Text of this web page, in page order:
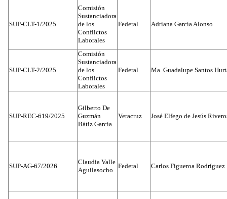
SUP-CLT-1/2025
Comisión
Sustanciadora
de los
Conflictos
Laborales
Federal Adriana García Alonso
SUP-CLT-2/2025
Comisión
Sustanciadora
de los
Conflictos
Laborales
Federal Ma. Guadalupe Santos
SUP-REC-619/2025
Gilberto De
Guzmán
Bátiz García
Veracruz José Elfego de Jesús
SUP-AG-67/2026
Claudia Valle
Aguilasocho
Federal Carlos Figueroa Rodríguez